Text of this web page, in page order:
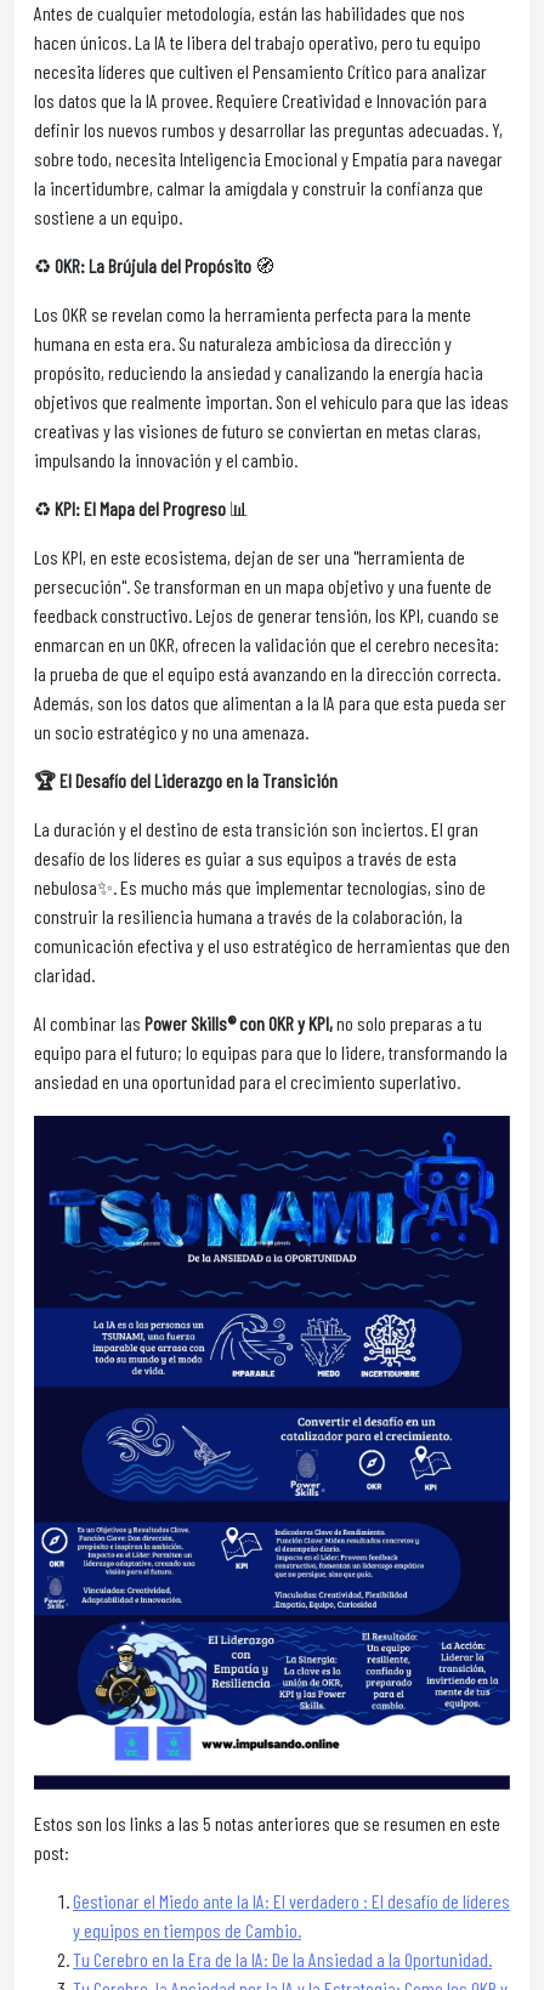
Antes de cualquier metodología, están las habilidades que nos
hacen únicos. La IA te libera del trabajo operativo, pero tu equipo
necesita líderes que cultiven el Pensamiento Crítico para analizar
los datos que la IA provee. Requiere Creatividad e Innovación para
definir los nuevos rumbos y desarrollar las preguntas adecuadas. Y,
sobre todo, necesita Inteligencia Emocional y Empatía para navegar
la incertidumbre, calmar la amígdala y construir la confianza que
sostiene a un equipo.
♻️ OKR: La Brújula del Propósito 🧭
Los OKR se revelan como la herramienta perfecta para la mente
humana en esta era. Su naturaleza ambiciosa da dirección y
propósito, reduciendo la ansiedad y canalizando la energía hacia
objetivos que realmente importan. Son el vehículo para que las ideas
creativas y las visiones de futuro se conviertan en metas claras,
impulsando la innovación y el cambio.
♻️ KPI: El Mapa del Progreso 📊
Los KPI, en este ecosistema, dejan de ser una "herramienta de
persecución". Se transforman en un mapa objetivo y una fuente de
feedback constructivo. Lejos de generar tensión, los KPI, cuando se
enmarcan en un OKR, ofrecen la validación que el cerebro necesita:
la prueba de que el equipo está avanzando en la dirección correcta.
Además, son los datos que alimentan a la IA para que esta pueda ser
un socio estratégico y no una amenaza.
🏆 El Desafío del Liderazgo en la Transición
La duración y el destino de esta transición son inciertos. El gran
desafío de los líderes es guiar a sus equipos a través de esta
nebulosa✨. Es mucho más que implementar tecnologías, sino de
construir la resiliencia humana a través de la colaboración, la
comunicación efectiva y el uso estratégico de herramientas que den
claridad.
Al combinar las Power Skills® con OKR y KPI,no solo preparas a tu
equipo para el futuro; lo equipas para que lo lidere, transformando la
ansiedad en una oportunidad para el crecimiento superlativo.
Estos son los links a las 5 notas anteriores que se resumen en este
post:
Gestionar el Miedo ante la IA: El verdadero : El desafío de líderes
y equipos en tiempos de Cambio.
Tu Cerebro en la Era de la IA: De la Ansiedad a la Oportunidad.